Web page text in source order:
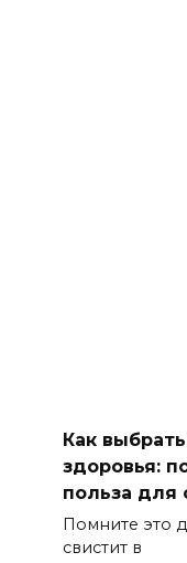
Как
здоровья:
польза для
Помните это
свистит в